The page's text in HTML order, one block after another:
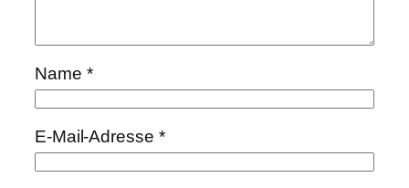
Name *
E-Mail-Adresse *